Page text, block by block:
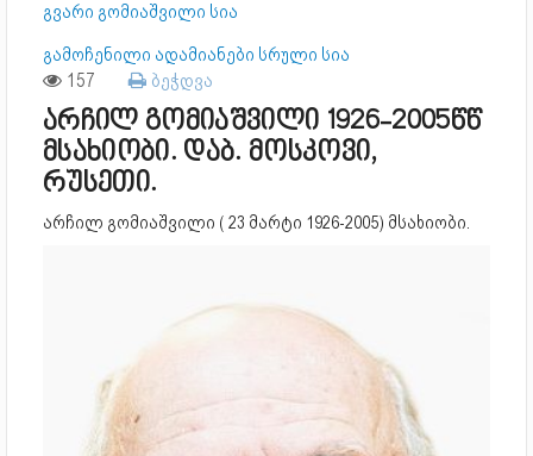
გვარი გომიაშვილი სია
გამოჩენილი ადამიანები სრული სია
157 ბეჭდვა
არჩილ გომიაშვილი 1926-2005წწ
მსახიობი. დაბ. მოსკოვი,
რუსეთი.
არჩილ გომიაშვილი ( 23 მარტი 1926-2005) მსახიობი.